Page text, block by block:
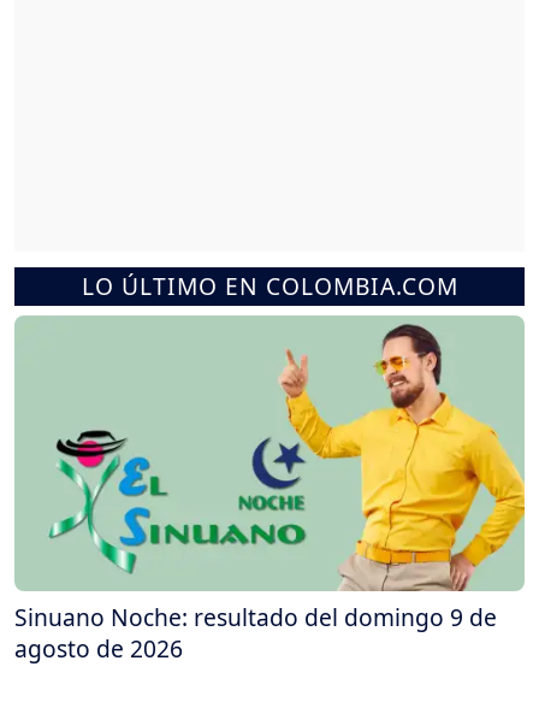
LO ÚLTIMO EN COLOMBIA.COM
Sinuano Noche: resultado del domingo 9 de
agosto de 2026